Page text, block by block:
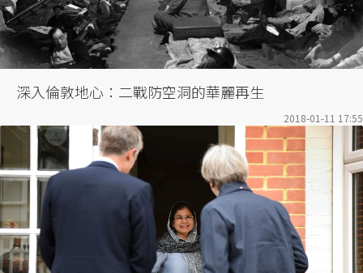
深入倫敦地心：二戰防空洞的華麗再生
2018-01-11 17:55